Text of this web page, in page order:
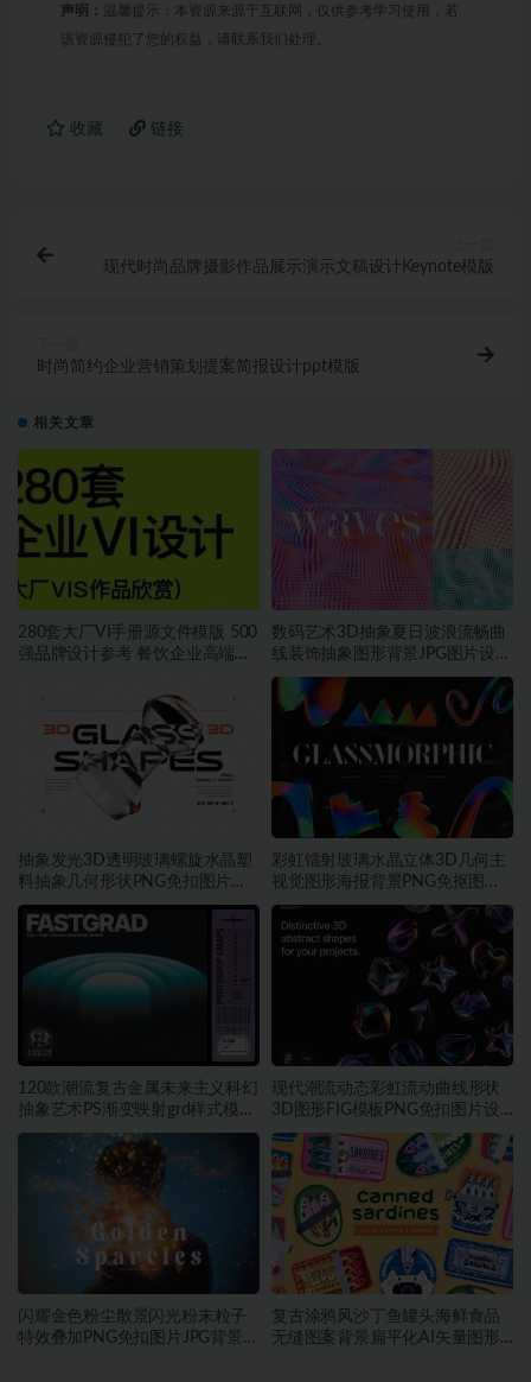
声明： 温馨提示：本资源来源于互联网，仅供参考学习使用，若
该资源侵犯了您的权益，请联系我们处理。
收藏 链接
现代时尚品牌摄影作品展示演示文稿设计Keynote模版
时尚简约企业营销策划提案简报设计ppt模版
相关文章
280套大厂VI手册源文件模版 500
强品牌设计参考 餐饮企业高端矢
数码艺术3D抽象夏日波浪流畅曲
线装饰抽象图形背景JPG图片设计
素材
抽象发光3D透明玻璃螺旋水晶塑
料抽象几何形状PNG免扣图片设
计素材
彩虹镭射玻璃水晶立体3D几何主
视觉图形海报背景PNG免抠图片
素材
120款潮流复古金属未来主义科幻
抽象艺术PS渐变映射grd样式模板
素材
现代潮流动态彩虹流动曲线形状
3D图形FIG模板PNG免扣图片设
计素材
闪耀金色粉尘散景闪光粉末粒子
特效叠加PNG免扣图片JPG背景素
复古涂鸦风沙丁鱼罐头海鲜食品
无缝图案背景扁平化AI矢量图形